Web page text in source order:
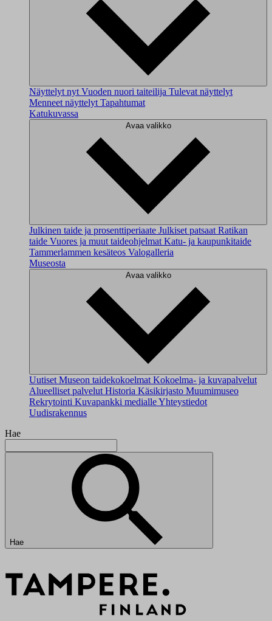
Näyttelyt nyt Vuoden nuori taiteilija Tulevat näyttelyt
Menneet näyttelyt Tapahtumat
Katukuvassa
Avaa valikko
Julkinen taide ja prosenttiperiaate Julkiset patsaat Ratikan
taide Vuores ja muut taideohjelmat Katu- ja kaupunkitaide
Tammerlammen kesäteos Valogalleria
Museosta
Avaa valikko
Uutiset Museon taidekokoelmat Kokoelma- ja kuvapalvelut
Alueelliset palvelut Historia Käsikirjasto Muumimuseo
Rekrytointi Kuvapankki medialleYhteystiedot
Uudisrakennus
Hae
Hae